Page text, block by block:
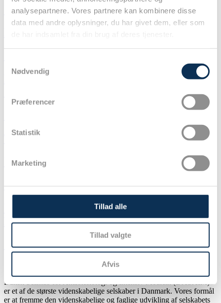
analysepartnere. Vores partnere kan kombinere disse
data med andre oplysninger, du har givet dem, eller som
Nødvendig
Præferencer
Statistik
Marketing
Tillad alle
Tillad valgte
Afvis
International udvalg
Præhospital og Akutmedicinsk Udvalg
Thoraxanæstesi- og -intensivudvalg
Uddannelse-sudvalget (DUU)
Udvalget for Intensiv Medicin (UFIM)
Udvalget for Anæstesi og Perioperativ
Medicin
Øvrige udvalg og poster
Dansk Selskab for Anæstesiologi og Intensiv Medicin (DASAIM)
er et af de største videnskabelige selskaber i Danmark. Vores formål
er at fremme den videnskabelige og faglige udvikling af selskabets